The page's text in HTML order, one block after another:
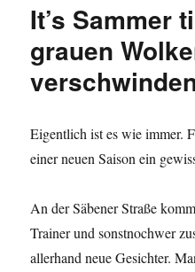
Begeisterung
Kirchhoff
nicht
Schlaudraff
It’s Sammer
grauen
Eigentlich ist es wie immer.
einer neuen Saison ein
An der Säbener Straße
Trainer und sonstnochwer
allerhand neue Gesichter.